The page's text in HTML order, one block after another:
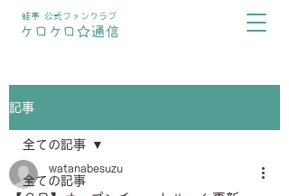
蛙亭 公式ファンクラブ
ケロケロ☆通信
記事
全ての記事
全ての記事
watanabesuzu